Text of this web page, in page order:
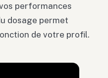
performances
dosage permet
de votre profil.